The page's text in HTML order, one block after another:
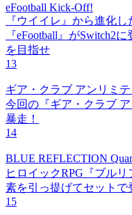
eFootball Kick-Off!
『ウイイレ』から進化
『eFootball』がSwitch2
を目指せ
13
ギア・クラブ アンリミ
今回の『ギア・クラブ
暴走！
14
BLUE REFLECTION
ヒロイックRPG『ブル
素を引っ提げてセットで
15